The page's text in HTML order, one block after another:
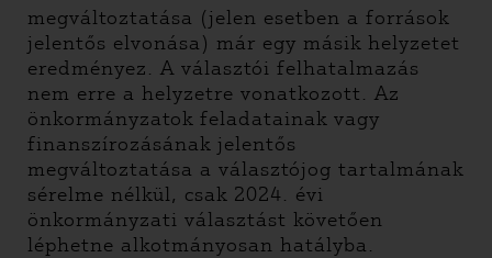
megváltoztatása (jelen esetben a források
jelentős elvonása) már egy másik helyzetet
eredményez. A választói felhatalmazás
nem erre a helyzetre vonatkozott. Az
önkormányzatok feladatainak vagy
finanszírozásának jelentős
megváltoztatása a választójog tartalmának
sérelme nélkül, csak 2024. évi
önkormányzati választást követően
léphetne alkotmányosan hatályba.